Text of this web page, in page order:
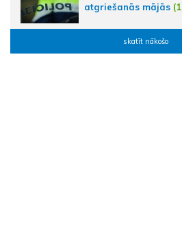
atgriešanās mājās
skatīt nākošo